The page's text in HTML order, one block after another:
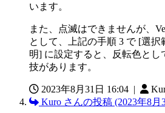
います。
また、点滅はできませんが、
として、上記の手順 3 で [選
明] に設定すると、反転色とし
技があります。
2023年8月31日 16:04 |
Kuro さんの投稿 (2023年8月